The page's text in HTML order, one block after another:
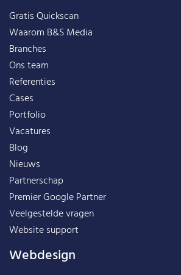
Gratis Quickscan
Waarom B&S Media
Branches
Ons team
Referenties
Cases
Portfolio
Vacatures
Blog
Nieuws
Partnerschap
Premier Google Partner
Veelgestelde vragen
Website support
Webdesign